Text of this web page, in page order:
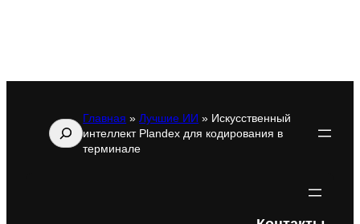
Поиск
Главная » Лучшие ИИ » Искусственный
интеллект Plandex для кодирования в
терминале